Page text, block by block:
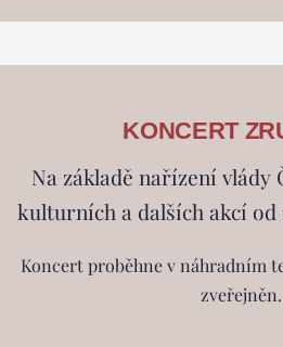
KONCERT
Na základě nařízení vlády
kulturních a dalších akcí od
Koncert proběhne v náhradním
zveřejněn.